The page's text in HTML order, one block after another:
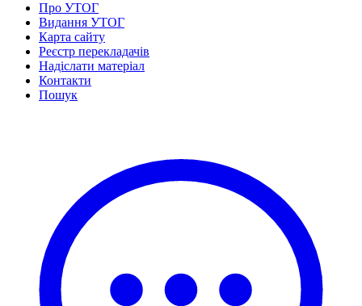
Про УТОГ
Видання УТОГ
Карта сайту
Реєстр перекладачів
Надіслати матеріал
Контакти
Пошук